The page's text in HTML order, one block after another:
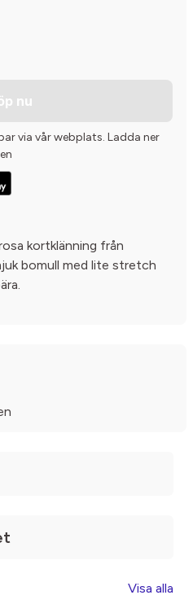
nu
via vår webplats. Ladda ner
kortklänning från
bomull med lite stretch
Visa alla